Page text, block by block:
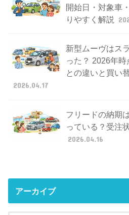
開始日・対象車
りやすく解説
新型ムーヴはス
った？ 2026年
との違いと買い
2026.04.17
フリードの納期
っている？受注
2026.04.16
アーカイブ